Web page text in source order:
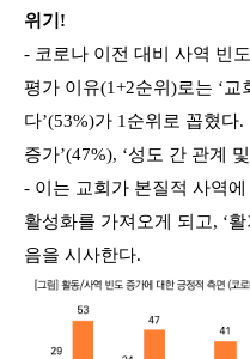
위기!
- 코로나 이전 대비 사역 빈
평가 이유(1+2순위)로는 ‘
다’(53%)가 1순위로 꼽혔다
증가’(47%), ‘성도 간 관계
- 이는 교회가 본질적 사역
활성화를 가져오게 되고, ‘
음을 시사한다.